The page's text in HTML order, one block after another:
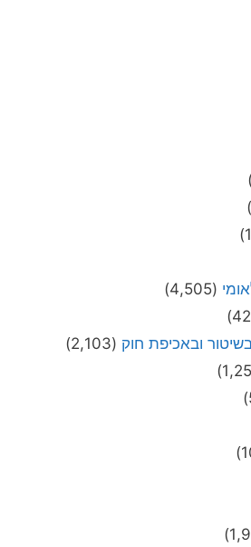
(4,505)
ובאכיפת חוק (2,103)